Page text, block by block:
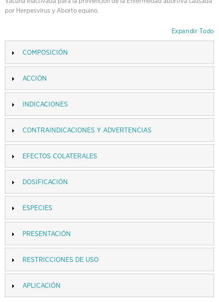
por Herpesvirus y Aborto equino.
Expandir Todo
COMPOSICIÓN
ACCIÓN
INDICACIONES
CONTRAINDICACIONES Y ADVERTENCIAS
EFECTOS COLATERALES
DOSIFICACIÓN
ESPECIES
PRESENTACIÓN
RESTRICCIONES DE USO
APLICACIÓN